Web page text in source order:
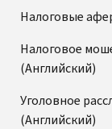
Налоговые
Налоговое
(Английский)
Уголовное
(Английский)